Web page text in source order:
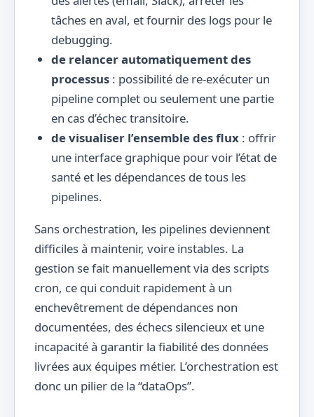
tâches en aval, et fournir des logs pour le
debugging.
de relancer automatiquement des
processus : possibilité de re-exécuter un
pipeline complet ou seulement une partie
en cas d’échec transitoire.
de visualiser l’ensemble des flux : offrir
une interface graphique pour voir l’état de
santé et les dépendances de tous les
pipelines.
Sans orchestration, les pipelines deviennent
difficiles à maintenir, voire instables. La
gestion se fait manuellement via des scripts
cron, ce qui conduit rapidement à un
enchevêtrement de dépendances non
documentées, des échecs silencieux et une
incapacité à garantir la fiabilité des données
livrées aux équipes métier. L’orchestration est
donc un pilier de la “dataOps”.